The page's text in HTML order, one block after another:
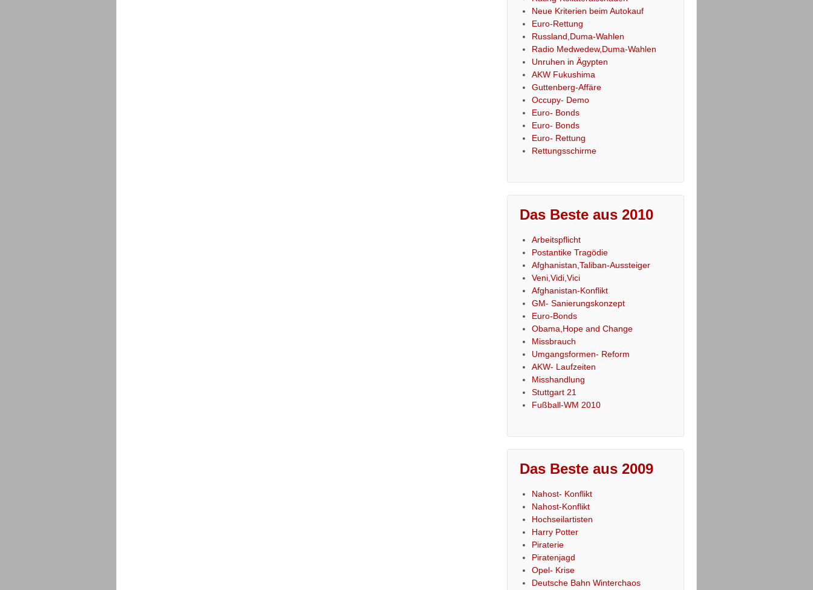
Neue Kriterien beim Autokauf
Euro-Rettung
Russland,Duma-Wahlen
Radio Medwedew,Duma-Wahlen
Unruhen in Ägypten
AKW Fukushima
Guttenberg-Affäre
Occupy- Demo
Euro- Bonds
Euro- Bonds
Euro- Rettung
Rettungsschirme
Das Beste aus 2010
Arbeitspflicht
Postantike Tragödie
Afghanistan,Taliban-Aussteiger
Veni,Vidi,Vici
Afghanistan-Konflikt
GM- Sanierungskonzept
Euro-Bonds
Obama,Hope and Change
Missbrauch
Umgangsformen- Reform
AKW- Laufzeiten
Misshandlung
Stuttgart 21
Fußball-WM 2010
Das Beste aus 2009
Nahost- Konflikt
Nahost-Konflikt
Hochseilartisten
Harry Potter
Piraterie
Piratenjagd
Opel- Krise
Deutsche Bahn Winterchaos